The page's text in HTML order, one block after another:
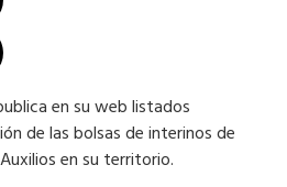
en su web listados
de las bolsas de interinos de
en su territorio.